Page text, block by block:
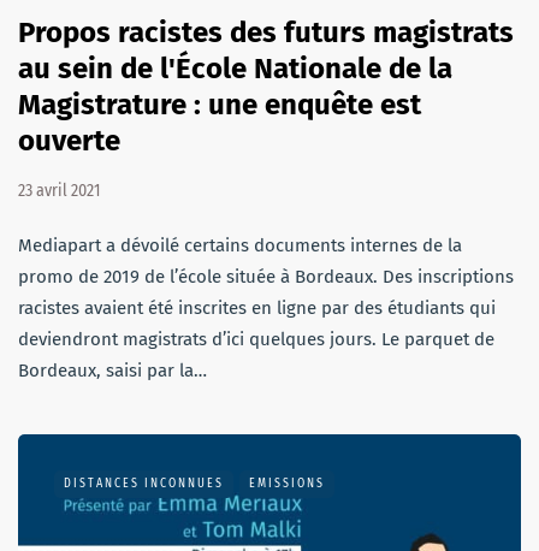
Propos racistes des futurs magistrats
au sein de l'École Nationale de la
Magistrature : une enquête est
ouverte
23 avril 2021
Mediapart a dévoilé certains documents internes de la
promo de 2019 de l’école située à Bordeaux. Des inscriptions
racistes avaient été inscrites en ligne par des étudiants qui
deviendront magistrats d’ici quelques jours. Le parquet de
Bordeaux, saisi par la…
DISTANCES INCONNUES EMISSIONS